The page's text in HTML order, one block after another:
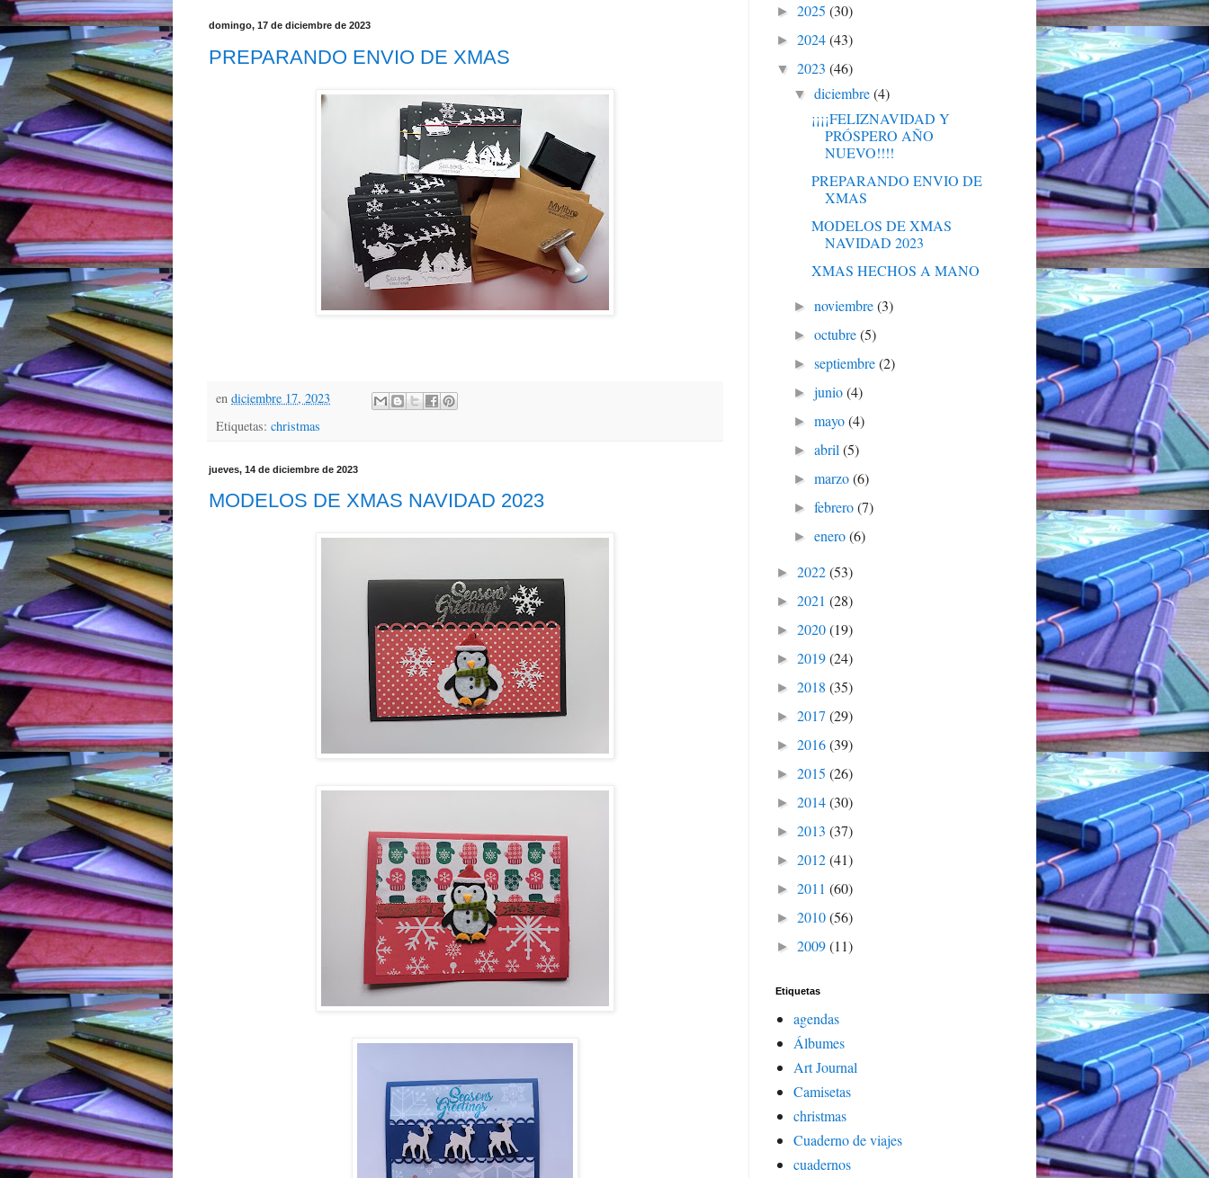
domingo, 17 de diciembre de 2023
PREPARANDO ENVIO DE XMAS
en diciembre 17, 2023
Etiquetas: christmas
jueves, 14 de diciembre de 2023
MODELOS DE XMAS NAVIDAD 2023
► 2025 (30)
► 2024(43)
▼ 2023 (46)
▼diciembre(4)
¡¡¡¡FELIZNAVIDAD Y
PRÓSPERO AÑO
NUEVO!!!!
PREPARANDO ENVIO DE
XMAS
MODELOS DE XMAS
NAVIDAD 2023
XMAS HECHOS A MANO
►noviembre(3)
►octubre(5)
►septiembre(2)
►junio(4)
►mayo(4)
►abril(5)
►marzo(6)
►febrero(7)
►enero(6)
► 2022(53)
► 2021 (28)
► 2020(19)
► 2019(24)
► 2018 (35)
► 2017 (29)
► 2016(39)
► 2015 (26)
► 2014(30)
► 2013 (37)
► 2012(41)
► 2011 (60)
► 2010(56)
► 2009(11)
Etiquetas
agendas
Álbumes
Art Journal
Camisetas
christmas
Cuaderno de viajes
cuadernos